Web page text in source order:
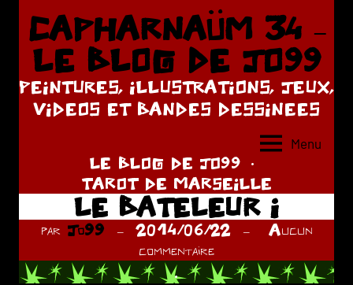
Aller
contenu
CAPHARNAÜM 34 –
LE BLOG DE JO99
PEINTURES, ILLUSTRATIONS, JEUX,
VIDEOS ET BANDES DESSINEES
Menu
LE BLOG DE JO99
TAROT DE MARSEILLE
LE BATELEUR I
par Jo99 2014/06/22
Aucun
commentaire
.